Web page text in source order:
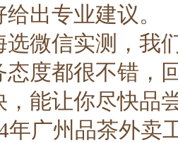
出专业建议。
选微信实测，我
态度都很不错，
，能让你尽快品
年广州品茶外卖